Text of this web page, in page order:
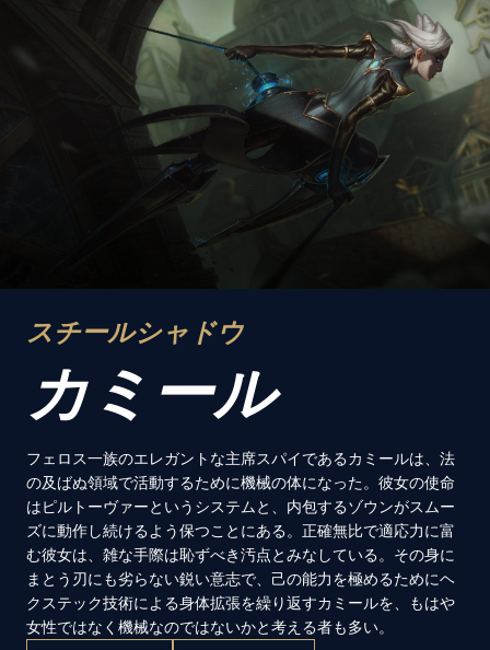
スチールシャドウ
カミール
フェロス一族のエレガントな主席スパイであるカミールは、法
の及ばぬ領域で活動するために機械の体になった。彼女の使命
はピルトーヴァーというシステムと、内包するゾウンがスムー
ズに動作し続けるよう保つことにある。正確無比で適応力に富
む彼女は、雑な手際は恥ずべき汚点とみなしている。その身に
まとう刃にも劣らない鋭い意志で、己の能力を極めるためにヘ
クステック技術による身体拡張を繰り返すカミールを、もはや
女性ではなく機械なのではないかと考える者も多い。